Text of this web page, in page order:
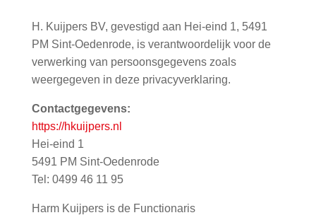
H. Kuijpers BV, gevestigd aan Hei-eind 1, 5491
PM Sint-Oedenrode, is verantwoordelijk voor de
verwerking van persoonsgegevens zoals
weergegeven in deze privacyverklaring.
Contactgegevens:
https://hkuijpers.nl
Hei-eind 1
5491 PM Sint-Oedenrode
Tel: 0499 46 11 95
Harm Kuijpers is de Functionaris